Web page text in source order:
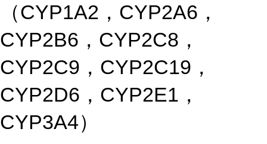
（CYP1A2，CYP2A6，
CYP2B6，CYP2C8，
CYP2C9，CYP2C19，
CYP2D6，CYP2E1，
CYP3A4）